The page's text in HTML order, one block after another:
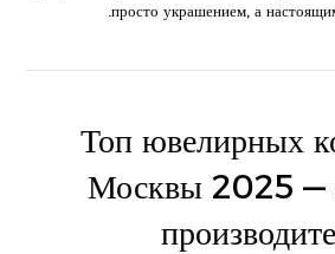
просто украшением, а
Топ ювелирных
Москвы 2025 —